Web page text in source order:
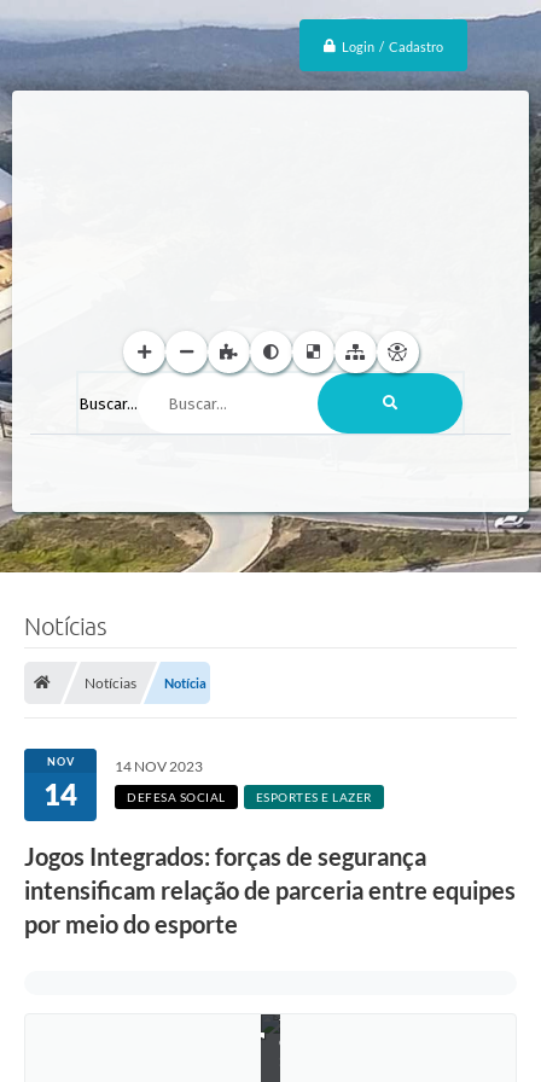
Login / Cadastro
Buscar...
Notícias
Notícias Notícia
NOV
14
14 NOV 2023
DEFESA SOCIAL ESPORTES E LAZER
Jogos Integrados: forças de segurança
intensificam relação de parceria entre equipes
por meio do esporte
t
o